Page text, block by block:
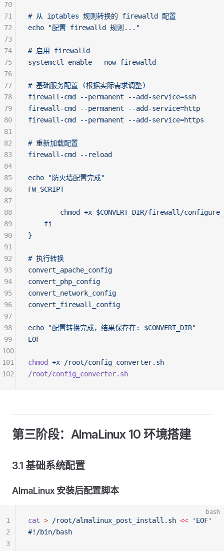
# 从 iptables 规则转换的 firewalld 配置
echo "配置 firewalld 规则..."
# 启用 firewalld
systemctl enable --now firewalld
# 基础服务配置 (根据实际需求调整)
firewall-cmd --permanent --add-service=ssh
firewall-cmd --permanent --add-service=http
firewall-cmd --permanent --add-service=https
# 重新加载配置
firewall-cmd --reload
echo "防火墙配置完成"
FW_SCRIPT
chmod +x $CONVERT_DIR/firewall/
    fi
}
# 执行转换
convert_apache_config
convert_php_config
convert_network_config
convert_firewall_config
echo "配置转换完成，结果保存在: $CONVERT_DIR"
EOF
chmod +x /root/config_converter.sh
/root/config_converter.sh
70
71
72
73
74
75
76
77
78
79
80
81
82
83
84
85
86
87
88
89
90
91
92
93
94
95
96
97
98
99
100
101
102
第三阶段：AlmaLinux 10 环境搭建
3.1 基础系统配置
AlmaLinux 安装后配置脚本
bash
cat > /root/almalinux_post_install.sh << 'EOF'
#!/bin/bash
1
2
3